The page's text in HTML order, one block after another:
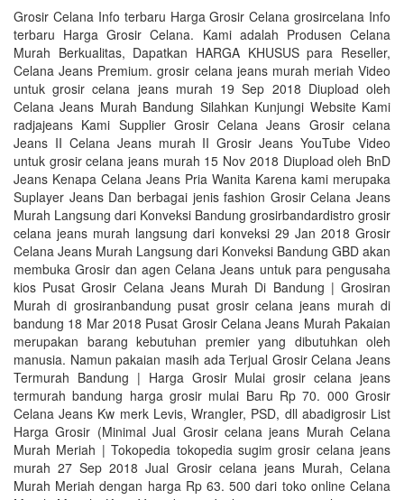
Grosir Celana Info terbaru Harga Grosir Celana grosircelana Info
terbaru Harga Grosir Celana. Kami adalah Produsen Celana
Murah Berkualitas, Dapatkan HARGA KHUSUS para Reseller,
Celana Jeans Premium. grosir celana jeans murah meriah Video
untuk grosir celana jeans murah 19 Sep 2018 Diupload oleh
Celana Jeans Murah Bandung Silahkan Kunjungi Website Kami
radjajeans Kami Supplier Grosir Celana Jeans Grosir celana
Jeans II Celana Jeans murah II Grosir Jeans YouTube Video
untuk grosir celana jeans murah 15 Nov 2018 Diupload oleh BnD
Jeans Kenapa Celana Jeans Pria Wanita Karena kami merupaka
Suplayer Jeans Dan berbagai jenis fashion Grosir Celana Jeans
Murah Langsung dari Konveksi Bandung grosirbandardistro grosir
celana jeans murah langsung dari konveksi 29 Jan 2018 Grosir
Celana Jeans Murah Langsung dari Konveksi Bandung GBD akan
membuka Grosir dan agen Celana Jeans untuk para pengusaha
kios Pusat Grosir Celana Jeans Murah Di Bandung | Grosiran
Murah di grosiranbandung pusat grosir celana jeans murah di
bandung 18 Mar 2018 Pusat Grosir Celana Jeans Murah Pakaian
merupakan barang kebutuhan premier yang dibutuhkan oleh
manusia. Namun pakaian masih ada Terjual Grosir Celana Jeans
Termurah Bandung | Harga Grosir Mulai grosir celana jeans
termurah bandung harga grosir mulai Baru Rp 70. 000 Grosir
Celana Jeans Kw merk Levis, Wrangler, PSD, dll abadigrosir List
Harga Grosir (Minimal Jual Grosir celana jeans Murah Celana
Murah Meriah | Tokopedia tokopedia sugim grosir celana jeans
murah 27 Sep 2018 Jual Grosir celana jeans Murah, Celana
Murah Meriah dengan harga Rp 63. 500 dari toko online Celana